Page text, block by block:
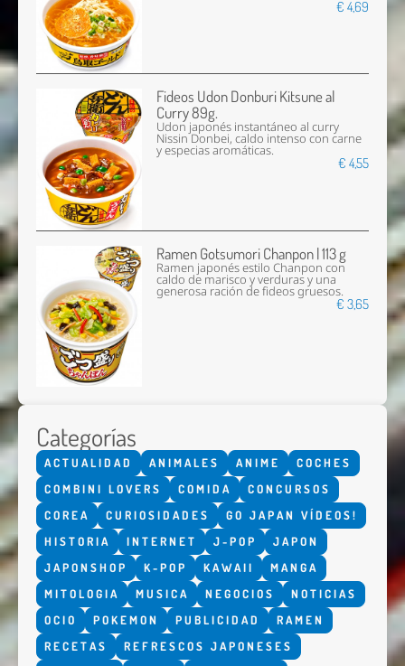
€ 4,69
Fideos Udon Donburi Kitsune al
Curry 89g.
Udon japonés instantáneo al curry
Nissin Donbei, caldo intenso con carne
y especias aromáticas.
€ 4,55
Ramen Gotsumori Chanpon | 113 g
Ramen japonés estilo Chanpon con
caldo de marisco y verduras y una
generosa ración de fideos gruesos.
€ 3,65
Categorías
ACTUALIDAD ANIMALES ANIME
COCHES
COMBINI LOVERS
COMIDA
CONCURSOS
COREA
CURIOSIDADES
GO JAPAN VÍDEOS!
HISTORIA
INTERNET J-POP
JAPON
JAPONSHOP
K-POP KAWAII
MANGA
MITOLOGIA
MUSICA NEGOCIOS
NOTICIAS
OCIO
POKEMON PUBLICIDAD
RAMEN
RECETAS
REFRESCOS JAPONESES